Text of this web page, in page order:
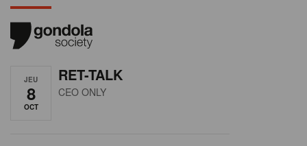
JEU
8
OCT
RET-TALK
CEO ONLY